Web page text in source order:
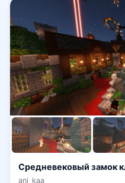
Средневековый замок
ani_kaa